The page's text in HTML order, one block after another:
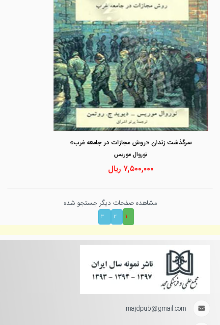
سرگذشت زندان «روش مجازات در جامعه غرب»
نوروال موريس
۷,۵۰۰,۰۰۰ ریال
مشاهده صفحات دیگر جستجو شده
۱
۲ ۳
majdpub@gmail.com